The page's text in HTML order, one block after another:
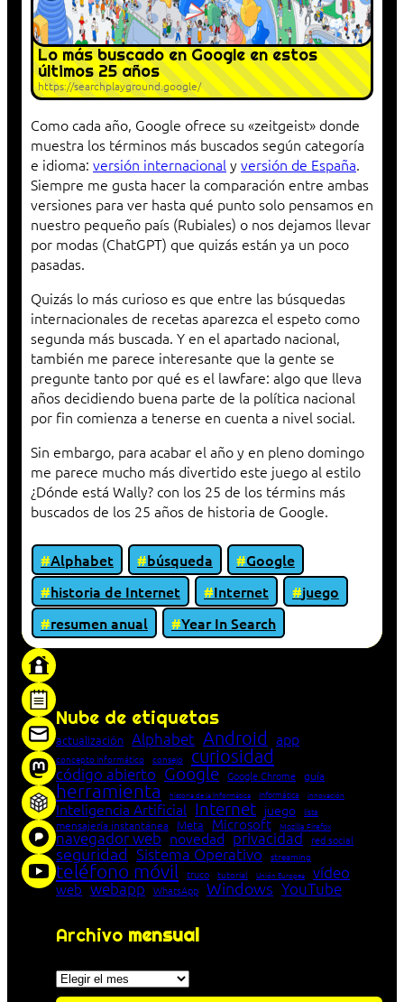
Lo más buscado en Google en estos
últimos 25 años
https://searchplayground.google/
Como cada año, Google ofrece su «zeitgeist» donde
muestra los términos más buscados según categoría
e idioma: versión internacional y versión de España.
Siempre me gusta hacer la comparación entre ambas
versiones para ver hasta qué punto solo pensamos en
nuestro pequeño país (Rubiales) o nos dejamos llevar
por modas (ChatGPT) que quizás están ya un poco
pasadas.
Quizás lo más curioso es que entre las búsquedas
internacionales de recetas aparezca el espeto como
segunda más buscada. Y en el apartado nacional,
también me parece interesante que la gente se
pregunte tanto por qué es el lawfare: algo que lleva
años decidiendo buena parte de la política nacional
por fin comienza a tenerse en cuenta a nivel social.
Sin embargo, para acabar el año y en pleno domingo
me parece mucho más divertido este juego al estilo
¿Dónde está Wally? con los 25 de los términs más
buscados de los 25 años de historia de Google.
Alphabet búsqueda
Google
historia de Internet
Internet
juego
resumen anual
Year In Search
Nube de etiquetas
actualización Alphabet Android app
concepto informático consejo curiosidad
código abierto Google Google Chrome guía
herramienta historia de la Informática Informática innovación
Inteligencia Artificial Internet juego lista
mensajería instantánea Meta Microsoft Mozilla Firefox
navegador web novedad privacidad red social
seguridad Sistema Operativo streaming
teléfono móvil truco tutorial Unión Europea vídeo
web webapp WhatsApp Windows YouTube
Archivo mensual
Archivos